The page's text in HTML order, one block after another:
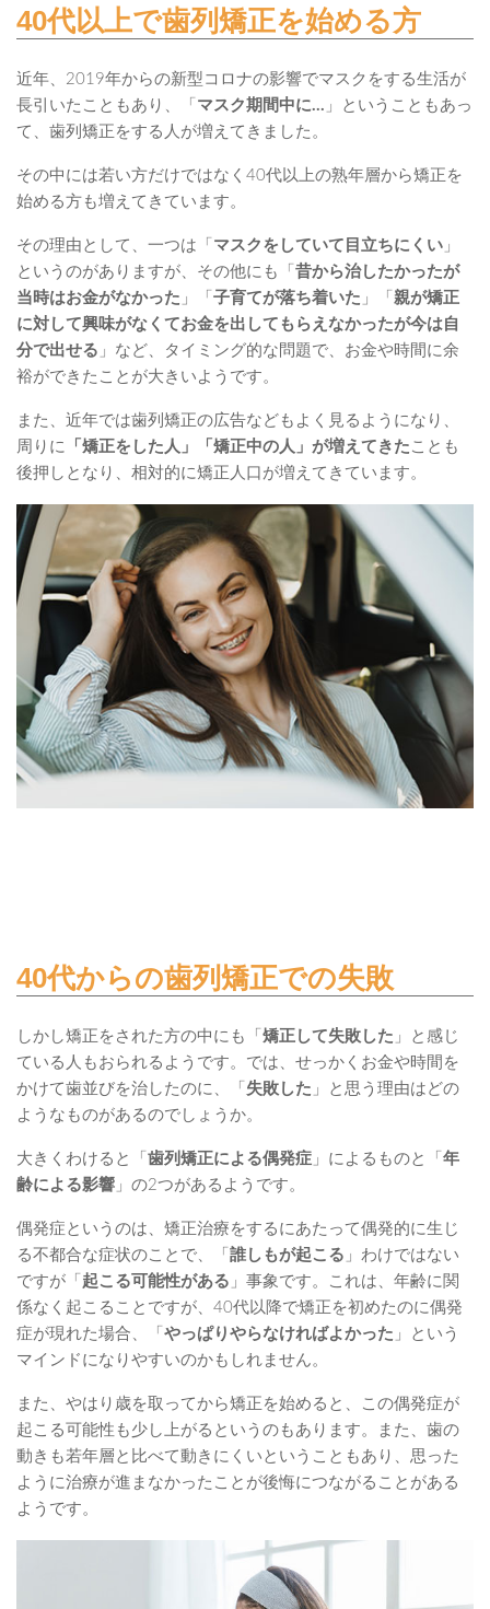
40代以上で歯列矯正を始める方
近年、2019年からの新型コロナの影響でマスクをする生活が
長引いたこともあり、「 マスク期間中に… 」ということもあっ
て、歯列矯正をする人が増えてきました。
その中には若い方だけではなく40代以上の熟年層から矯正を
始める方も増えてきています。
その理由として、一つは「 マスクをしていて目立ちにくい 」
というのがありますが、その他にも「 昔から治したかったが
当時はお金がなかった 」「 子育てが落ち着いた 」「 親が矯正
に対して興味がなくてお金を出してもらえなかったが今は自
分で出せる 」など、タイミング的な問題で、お金や時間に余
裕ができたことが大きいようです。
また、近年では歯列矯正の広告などもよく見るようになり、
周りに
「矯正をした人」「矯正中の人」が増えてきた ことも
後押しとなり、相対的に矯正人口が増えてきています。
40代からの歯列矯正での失敗
しかし矯正をされた方の中にも「 矯正して失敗した 」と感じ
ている人もおられるようです。では、せっかくお金や時間を
かけて歯並びを治したのに、「 失敗した 」と思う理由はどの
ようなものがあるのでしょうか。
大きくわけると「 歯列矯正による偶発症 」によるものと「 年
齢による影響 」の2つがあるようです。
偶発症というのは、矯正治療をするにあたって偶発的に生じ
る不都合な症状のことで、「 誰しもが起こる 」わけではない
ですが「 起こる可能性がある 」事象です。これは、年齢に関
係なく起こることですが、40代以降で矯正を初めたのに偶発
症が現れた場合、「 やっぱりやらなければよかった 」という
マインドになりやすいのかもしれません。
また、やはり歳を取ってから矯正を始めると、この偶発症が
起こる可能性も少し上がるというのもあります。また、歯の
動きも若年層と比べて動きにくいということもあり、思った
ように治療が進まなかったことが後悔につながることがある
ようです。